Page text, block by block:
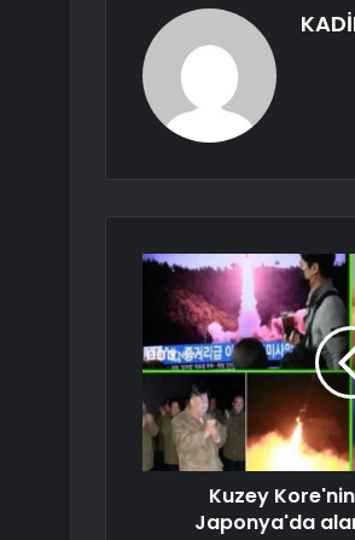
Kuzey
Japonya'da